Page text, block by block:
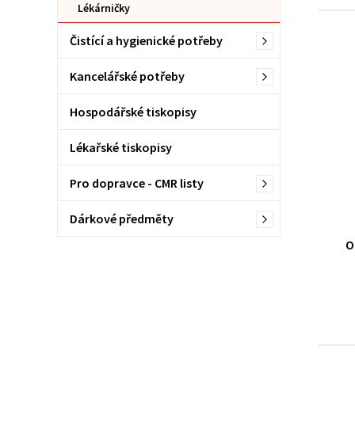
Lékárničky
Čistící a hygienické potřeby
Kancelářské potřeby
Hospodářské tiskopisy
Lékařské tiskopisy
Pro dopravce - CMR listy
Dárkové předměty